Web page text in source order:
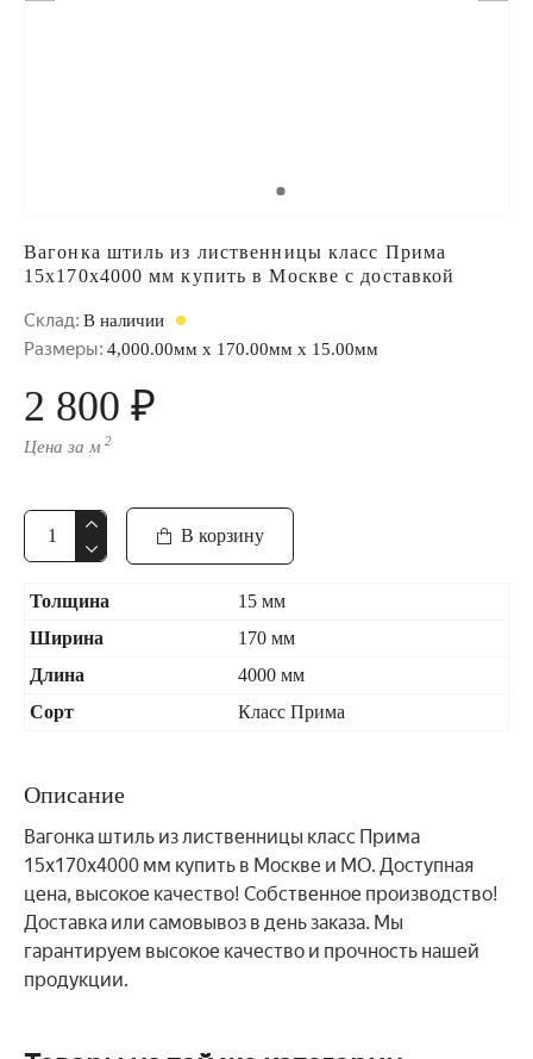
Вагонка штиль из лиственницы класс Прима
15x170x4000 мм купить в Москве с доставкой
Склад: В наличии
Размеры: 4,000.00мм x 170.00мм x 15.00мм
2 800 ₽
В корзину
Цена за м 2
Толщина
15 мм
Ширина
170 мм
Длина
4000 мм
Сорт
Класс Прима
Описание
Вагонка штиль из лиственницы класс Прима
15x170x4000 мм купить в Москве и МО. Доступная
цена, высокое качество! Собственное производство!
Доставка или самовывоз в день заказа. Мы
гарантируем высокое качество и прочность нашей
продукции.